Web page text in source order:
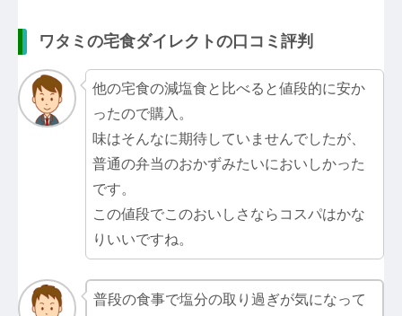
ワタミの宅食ダイレクトの口コミ評判
他の宅食の減塩食と比べると値段的に安か
ったので購入。
味はそんなに期待していませんでしたが、
普通の弁当のおかずみたいにおいしかった
です。
この値段でこのおいしさならコスパはかな
りいいですね。
普段の食事で塩分の取り過ぎが気になって